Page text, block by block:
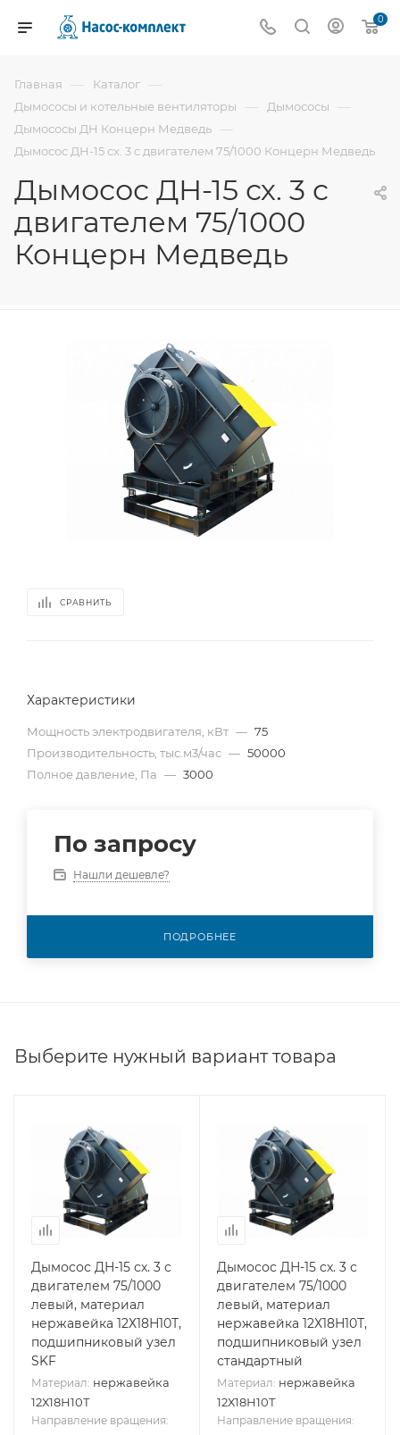
0
Главная — Каталог —
Дымососы и котельные вентиляторы — Дымососы —
Дымососы ДН Концерн Медведь —
Дымосос ДН-15 сх. 3 с двигателем 75/1000 Концерн Медведь
Дымосос ДН-15 сх. 3 с
двигателем 75/1000
Концерн Медведь
СРАВНИТЬ
Характеристики
Мощность электродвигателя, кВт — 75
Производительность, тыс.м3/час — 50000
Полное давление, Па — 3000
По запросу
Нашли дешевле?
ПОДРОБНЕЕ
Выберите нужный вариант товара
Дымосос ДН-15 сх. 3 с
двигателем 75/1000
левый, материал
нержавейка 12Х18Н10Т,
подшипниковый узел
SKF
Материал: нержавейка
12Х18Н10Т
Направление вращения:
Дымосос ДН-15 сх. 3 с
двигателем 75/1000
левый, материал
нержавейка 12Х18Н10Т,
подшипниковый узел
стандартный
Материал: нержавейка
12Х18Н10Т
Направление вращения: